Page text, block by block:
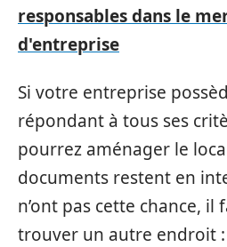
responsables dans le
d'entreprise
Si votre entreprise
répondant à tous ses
pourrez aménager le
documents restent en
n’ont pas cette chance, il
trouver un autre endroit